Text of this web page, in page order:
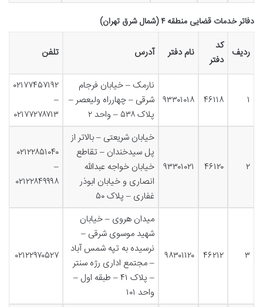
دفاتر خدمات قضایی منطقه ۴ (شمال شرق تهران)
ردیف کد
دفتر
نام دفتر آدرس تلفن
۱ ۴۶۱۱۸ ۹۳۳۰۱۰۱۸
نارمک – خیابان فرجام
شرقی – چهارراه ولیعصر –
پلاک ۵۳۸ – واحد ۲
۰۲۱۷۷۴۵۷۱۹۲
–
۰۲۱۷۷۲۷۸۷۱۳
۲ ۴۶۱۲۰ ۹۳۳۰۱۰۲۱
خیابان شریعتی – بالاتر از
پل سیدخندان – تقاطع
خیابان خواجه عبدالله
انصاری و خیابان ابوذر
غفاری – پلاک ۵۰
۰۲۱۲۲۸۵۱۰۴۰
–
۰۲۱۲۲۸۴۹۹۹۸
۳ ۴۶۲۱۲ ۹۸۳۰۱۱۲۰
میدان هروی – خیابان
شهید موسوی شرقی –
نرسیده به تپه شمس آباد
– مجتمع اداری رژه سنتر
– پلاک ۴۱ – طبقه اول –
واحد ۱۰۱
۰۲۱۲۲۹۷۰۵۲۷